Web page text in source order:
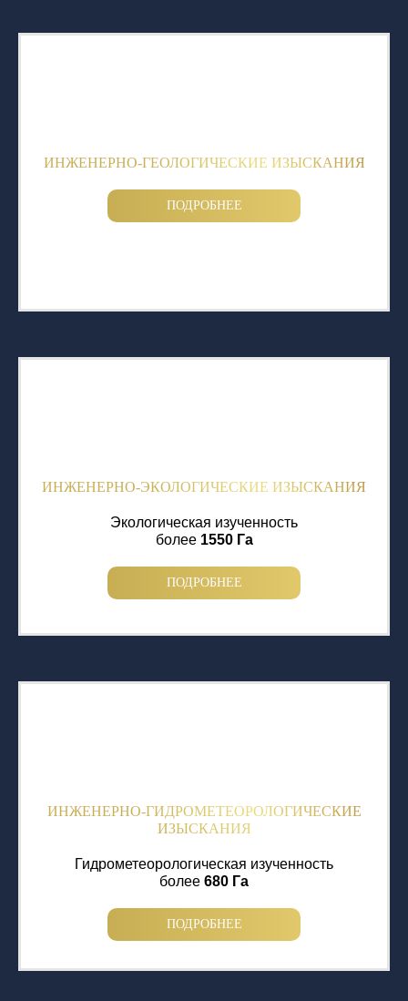
ИНЖЕНЕРНО-ГЕОЛОГИЧЕСКИЕ ИЗЫСКАНИЯ
ПОДРОБНЕЕ
ИНЖЕНЕРНО-ЭКОЛОГИЧЕСКИЕ ИЗЫСКАНИЯ
Экологическая изученность
более 1550 Га
ПОДРОБНЕЕ
ИНЖЕНЕРНО-ГИДРОМЕТЕОРОЛОГИЧЕСКИЕ
ИЗЫСКАНИЯ
Гидрометеорологическая изученность
более 680 Га
ПОДРОБНЕЕ